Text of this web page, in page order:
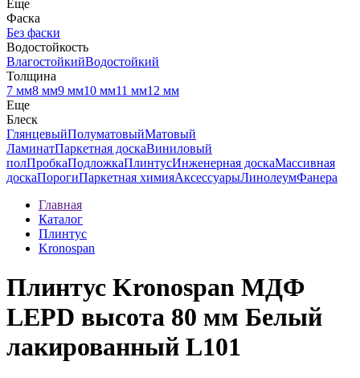
Еще
Фаска
Без фаски
Водостойкость
ВлагостойкийВодостойкий
Толщина
7 мм8 мм9 мм10 мм11 мм12 мм
Еще
Блеск
ГлянцевыйПолуматовыйМатовый
ЛаминатПаркетная доскаВиниловый
полПробкаПодложкаПлинтусИнженерная доскаМассивная
доскаПорогиПаркетная химияАксессуарыЛинолеумФанера
Главная
Каталог
Плинтус
Kronospan
Плинтус Kronospan МДФ
LEPD высота 80 мм Белый
лакированный L101